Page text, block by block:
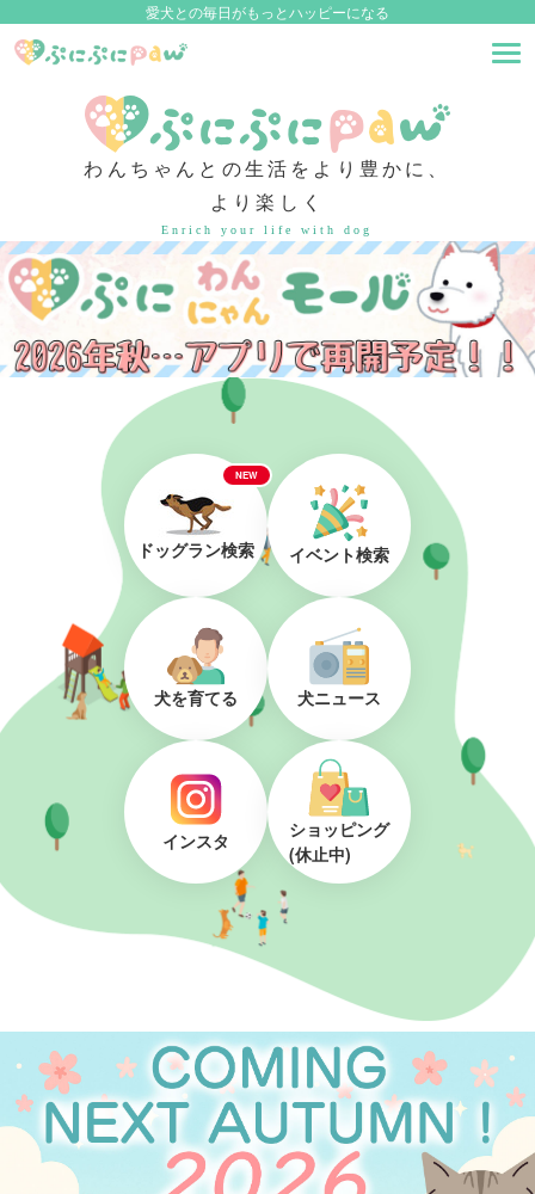
愛犬との毎日がもっとハッピーになる
わんちゃんとの生活をより豊かに、
より楽しく
Enrich your life with dog
NEW
ドッグラン検索 イベント検索
犬を育てる 犬ニュース
インスタ
ショッピング
(休止中)